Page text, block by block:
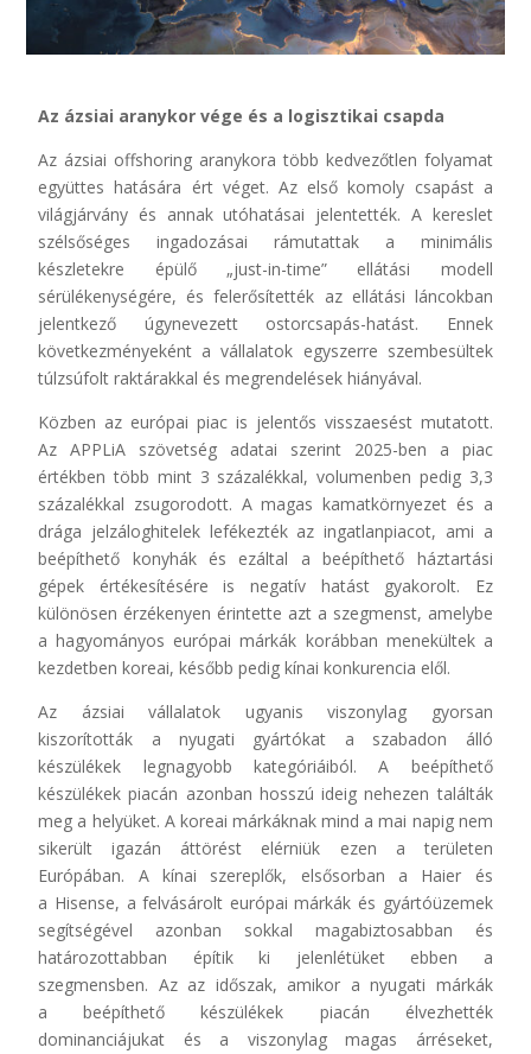
Az ázsiai aranykor vége és a logisztikai csapda
Az ázsiai offshoring aranykora több kedvezőtlen folyamat
együttes hatására ért véget. Az első komoly csapást a
világjárvány és annak utóhatásai jelentették. A kereslet
szélsőséges ingadozásai rámutattak a minimális
készletekre épülő „just-in-time” ellátási modell
sérülékenységére, és felerősítették az ellátási láncokban
jelentkező úgynevezett ostorcsapás-hatást. Ennek
következményeként a vállalatok egyszerre szembesültek
túlzsúfolt raktárakkal és megrendelések hiányával.
Közben az európai piac is jelentős visszaesést mutatott.
Az APPLiA szövetség adatai szerint 2025-ben a piac
értékben több mint 3 százalékkal, volumenben pedig 3,3
százalékkal zsugorodott. A magas kamatkörnyezet és a
drága jelzáloghitelek lefékezték az ingatlanpiacot, ami a
beépíthető konyhák és ezáltal a beépíthető háztartási
gépek értékesítésére is negatív hatást gyakorolt. Ez
különösen érzékenyen érintette azt a szegmenst, amelybe
a hagyományos európai márkák korábban menekültek a
kezdetben koreai, később pedig kínai konkurencia elől.
Az ázsiai vállalatok ugyanis viszonylag gyorsan
kiszorították a nyugati gyártókat a szabadon álló
készülékek legnagyobb kategóriáiból. A beépíthető
készülékek piacán azonban hosszú ideig nehezen találták
meg a helyüket. A koreai márkáknak mind a mai napig nem
sikerült igazán áttörést elérniük ezen a területen
Európában. A kínai szereplők, elsősorban a Haier és
a Hisense, a felvásárolt európai márkák és gyártóüzemek
segítségével azonban sokkal magabiztosabban és
határozottabban építik ki jelenlétüket ebben a
szegmensben. Az az időszak, amikor a nyugati márkák
a beépíthető készülékek piacán élvezhették
dominanciájukat és a viszonylag magas árréseket,